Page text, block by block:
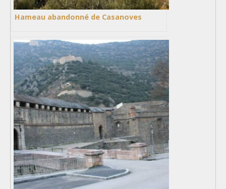
Hameau abandonné de Casanoves